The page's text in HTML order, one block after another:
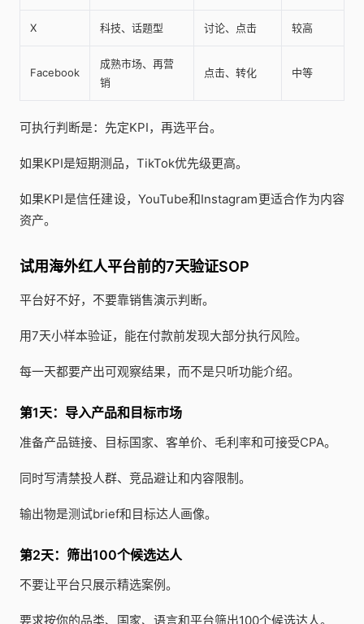
X 科技、话题型 讨论、点击 较高
Facebook
成熟市场、再营
销
点击、转化 中等
可执行判断是：先定KPI，再选平台。
如果KPI是短期测品，TikTok优先级更高。
如果KPI是信任建设，YouTube和Instagram更适合作为内容
资产。
试用海外红人平台前的7天验证SOP
平台好不好，不要靠销售演示判断。
用7天小样本验证，能在付款前发现大部分执行风险。
每一天都要产出可观察结果，而不是只听功能介绍。
第1天：导入产品和目标市场
准备产品链接、目标国家、客单价、毛利率和可接受CPA。
同时写清禁投人群、竞品避让和内容限制。
输出物是测试brief和目标达人画像。
第2天：筛出100个候选达人
不要让平台只展示精选案例。
要求按你的品类、国家、语言和平台筛出100个候选达人。